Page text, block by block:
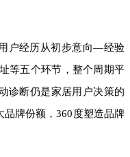
户经历从初步意向—经验
五个环节，整个周期平
诊断仍是家居用户决策的
牌份额，360度塑造品牌